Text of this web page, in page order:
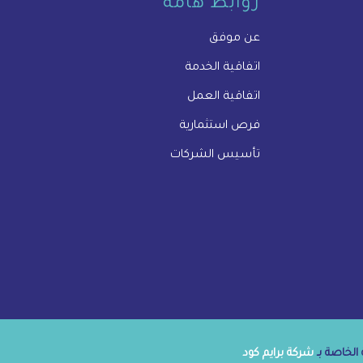
روابط هامة
عن موفق
اتفاقية الخدمة
اتفاقية العمل
فرص استثمارية
تأسيس الشركات
الخاصة بـ شركة برايم كود